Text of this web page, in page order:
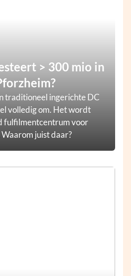
> 300 mio in
traditioneel ingerichte DC
volledig om. Het wordt
fulfilmentcentrum voor
juist daar?